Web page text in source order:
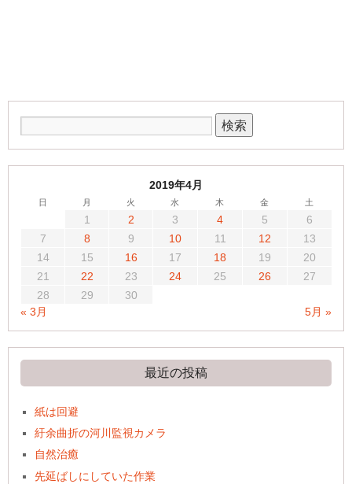
2019年4月
日 月 火 水 木 金 土
1 2 3 4 5
6
7
8 9 10 11 12
13
14
15 16 17 18 19
20
21
22 23 24 25 26
27
28
29
30
« 3月
5月 »
最近の投稿
紙は回避
紆余曲折の河川監視カメラ
自然治癒
先延ばしにしていた作業